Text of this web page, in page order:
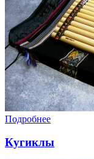
Подробнее
Кугиклы